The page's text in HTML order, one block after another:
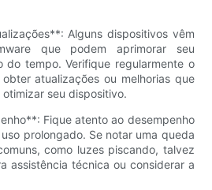
Alguns dispositivos vêm
que podem aprimorar seu
do tempo. Verifique regularmente o
atualizações ou melhorias que
seu dispositivo.
Fique atento ao desempenho
prolongado. Se notar uma queda
como luzes piscando, talvez
assistência técnica ou considerar a